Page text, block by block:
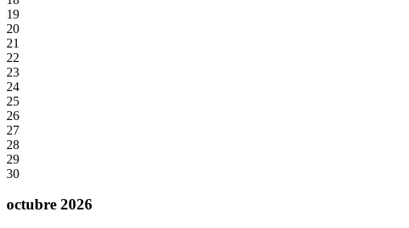
19
20
21
22
23
24
25
26
27
28
29
30
octubre 2026